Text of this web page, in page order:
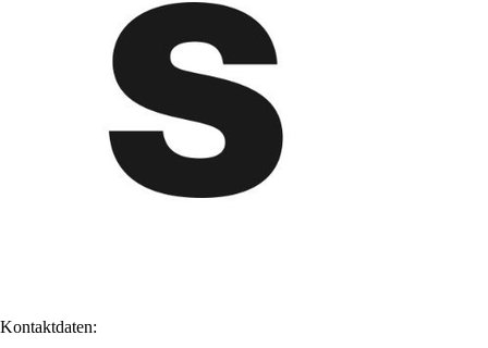
Kontaktdaten: